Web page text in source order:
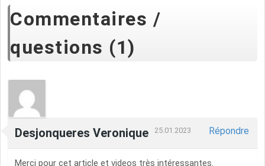
Commentaires /
questions (1)
Desjonqueres Veronique 25.01.2023 Répondre
Merci pour cet article et videos très intéressantes.